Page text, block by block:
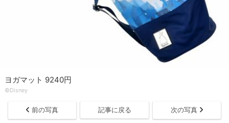
ヨガマット 9240円
©Disney
前の写真 記事に戻る 次の写真